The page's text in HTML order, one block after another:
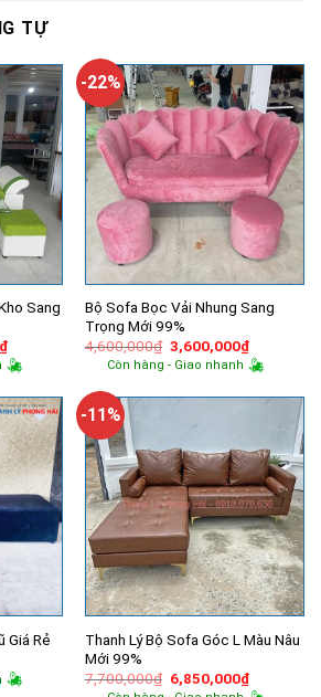
TỰ
Sang
Giá
hiện
tại
3,855,000₫.
-22%
Bộ Sofa Bọc Vải Nhung Sang
Trọng Mới 99%
4,600,000₫ Giá
gốc
là:
3,600,000₫Giá
hiện
tại
Còn hàng - Giao nhanh
Giá Rẻ
-11%
Thanh Lý Bộ Sofa Góc L Màu Nâu
Mới 99%
7,700,000₫ Giá
gốc
6,850,000₫Giá
hiện